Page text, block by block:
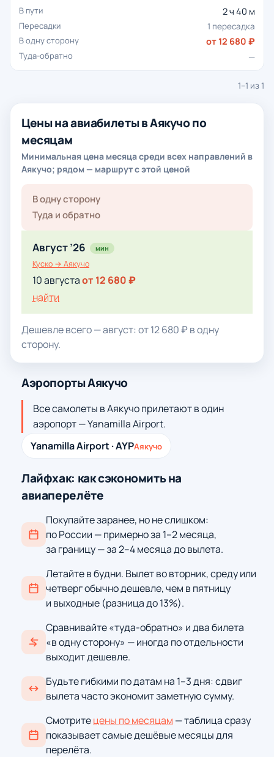
2 ч 40 м
1 пересадка
от 12 680 ₽
—
1–1 из 1
Цены на авиабилеты в Аякучо по
месяцам
Минимальная цена месяца среди всех направлений в
Аякучо; рядом — маршрут с этой ценой
В одну сторону
Туда и обратно
Август ’26 мин
Куско → Аякучо
10 августаот 12 680 ₽
найти
Дешевле всего — август: от 12 680 ₽ в одну
сторону.
Аэропорты Аякучо
Все самолеты в Аякучо прилетают в один
аэропорт — Yanamilla Airport.
Yanamilla Airport · AYPАякучо
Лайфхак: как сэкономить на
авиаперелёте
Покупайте заранее, но не слишком:
по России — примерно за 1–2 месяца,
за границу — за 2–4 месяца до вылета.
Летайте в будни. Вылет во вторник, среду или
четверг обычно дешевле, чем в пятницу
и выходные (разница до 13%).
Сравнивайте «туда-обратно» и два билета
«в одну сторону» — иногда по отдельности
выходит дешевле.
Будьте гибкими по датам на 1–3 дня: сдвиг
вылета часто экономит заметную сумму.
Смотритецены по месяцам — таблица сразу
показывает самые дешёвые месяцы для
перелёта.